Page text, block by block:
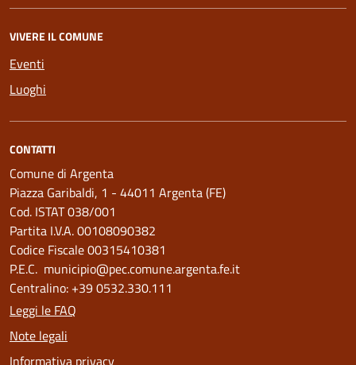
VIVERE IL COMUNE
Eventi
Luoghi
CONTATTI
Comune di Argenta
Piazza Garibaldi, 1 - 44011 Argenta (FE)
Cod. ISTAT 038/001
Partita I.V.A. 00108090382
Codice Fiscale 00315410381
P.E.C. municipio@pec.comune.argenta.fe.it
Centralino: +39 0532.330.111
Leggi le FAQ
Note legali
Informativa privacy